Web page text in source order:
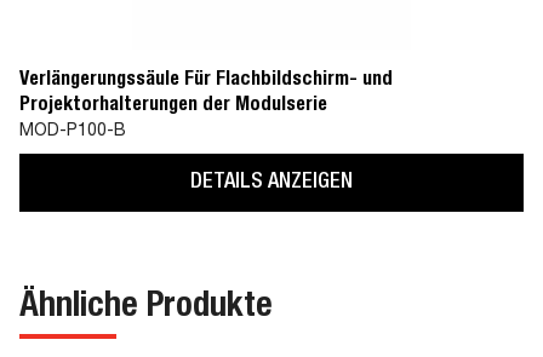
Verlängerungssäule Für Flachbildschirm- und
Projektorhalterungen der Modulserie
MOD-P100-B
DETAILS ANZEIGEN
Ähnliche Produkte